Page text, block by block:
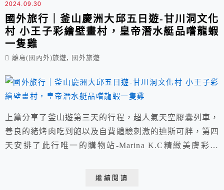
2024.09.30
國外旅行｜釜山慶洲大邱五日遊-甘川洞文化
村 小王子彩繪壁畫村，皇帝潛水艇品嚐龍蝦
一隻雞
離島(國內外)旅遊, 國外旅遊
上篇分享了釜山遊第三天的行程，超人氣天空膠囊列車，
善良的豬烤肉吃到飽以及自費體驗刺激的迪斯可胖，第四
天安排了此行唯一的購物站-Marina K.C精緻美膚彩妝
旅，沿路品嚐蜂巢蜜冰淇淋、烤棉花糖與水滴年糕。中餐
繼續閱讀